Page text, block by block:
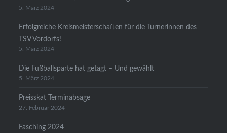
5. März 2024
Erfolgreiche Kreismeisterschaften für die Turnerinnen des
TSV Vordorfs!
5. März 2024
Die Fußballsparte hat getagt – Und gewählt
5. März 2024
Preisskat Terminabsage
27. Februar 2024
Fasching 2024